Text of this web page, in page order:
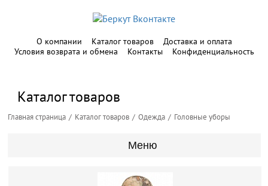
О компании Каталог товаров
Доставка и оплата
Условия возврата и обмена
Контакты Конфиденциальность
Каталог товаров
Главная страница Каталог товаров Одежда Головные уборы
Меню